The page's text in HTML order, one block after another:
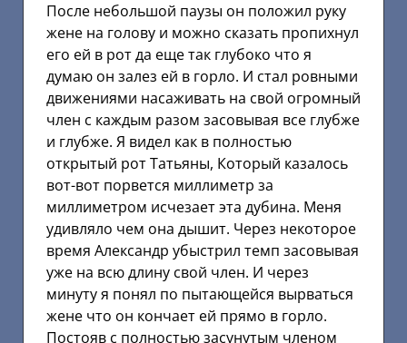
После небольшой паузы он положил руку
жене на голову и можно сказать пропихнул
его ей в рот да еще так глубоко что я
думаю он залез ей в горло. И стал ровными
движениями насаживать на свой огромный
член с каждым разом засовывая все глубже
и глубже. Я видел как в полностью
открытый рот Татьяны, Который казалось
вот-вот порвется миллиметр за
миллиметром исчезает эта дубина. Меня
удивляло чем она дышит. Через некоторое
время Александр убыстрил темп засовывая
уже на всю длину свой член. И через
минуту я понял по пытающейся вырваться
жене что он кончает ей прямо в горло.
Постояв с полностью засунутым членом